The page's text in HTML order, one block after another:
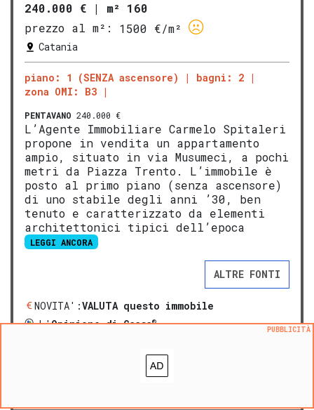
240.000 € | m² 160
prezzo al m²:
1500 €/m²
Catania
piano: 1 (SENZA ascensore)
bagni: 2
zona OMI: B3
PENTAVANO 240.000 €
L’Agente Immobiliare Carmelo Spitaleri
propone in vendita un appartamento
ampio, situato in via Musumeci, a pochi
metri da Piazza Trento. L’immobile è
posto al primo piano (senza ascensore)
di uno stabile degli anni ’30, ben
tenuto e caratterizzato da elementi
architettonici tipici dell’epoca
LEGGI ANCORA
ALTRE FONTI
NOVITA':VALUTA questo immobile
L'Opinione di Caasa®
PUBBLICITÀ